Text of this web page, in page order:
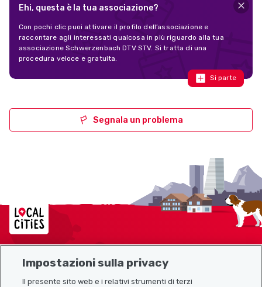
Ehi, questa è la tua associazione?
Con pochi clic puoi attivare il profilo dell’associazione e
raccontare agli interessati qualcosa in più riguardo alla tua
associazione Schwerzenbach DTV STV. Si tratta di una
procedura veloce e gratuita.
Si parte
Segnala un problema
Localcities
Impostazioni sulla privacy
Il presente sito web e i relativi strumenti di terzi